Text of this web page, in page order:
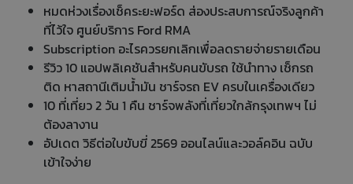
หมดห่วงเรื่องเช็คระยะฟอร์ด ส่องประสบการณ์จริงลูกค้า
ที่ไว้ใจ ศูนย์บริการ Ford RMA
Subscription อะไรควรยกเลิกเพื่อลดรายจ่ายรายเดือน
รีวิว 10 แอปพลิเคชันสำหรับคนขับรถ ใช้นำทาง เช็กรถ
ติด หาสถานีเติมน้ำมัน ชาร์จรถ EV ครบในเครื่องเดียว
10 ที่เที่ยว 2 วัน 1 คืน ชาร์จพลังที่เที่ยวใกล้กรุงเทพฯ ไม่
ต้องลางาน
อัปเดต วิธีต่อใบขับขี่ 2569 ออนไลน์และวอล์คอิน ฉบับ
เข้าใจง่าย